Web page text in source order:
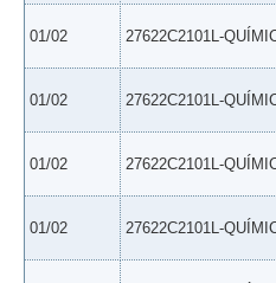
01/02 27622C2101L-
01/02 27622C2101L-
01/02 27622C2101L-
01/02 27622C2101L-